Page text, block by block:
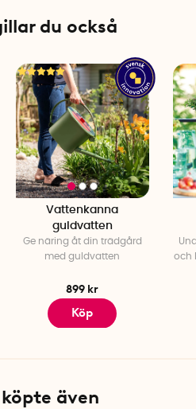
du också
Vattenkanna
guldvatten
Ge näring åt din trädgård
med guldvatten
899 kr
Köp
och
även